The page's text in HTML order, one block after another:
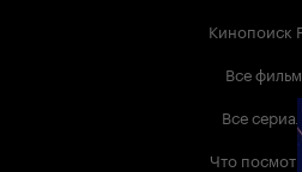
Кинопоиск
Все
Все
Что